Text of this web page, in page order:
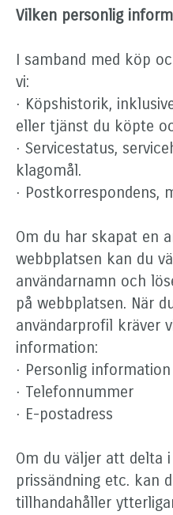
Vilken personlig
I samband med köp
vi:
· Köpshistorik,
eller tjänst du köpte
· Servicestatus,
klagomål.
· Postkorrespondens,
Om du har skapat en
webbplatsen kan du
användarnamn och
på webbplatsen. När
användarprofil kräver
information:
· Personlig information
· Telefonnummer
· E-postadress
Om du väljer att delta
prissändning etc. kan
tillhandahåller